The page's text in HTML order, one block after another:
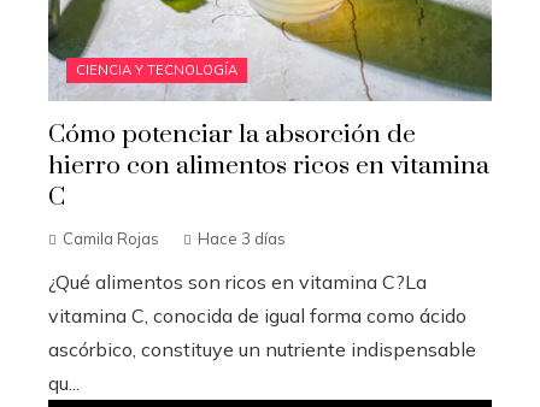
CIENCIA Y TECNOLOGÍA
Cómo potenciar la absorción de
hierro con alimentos ricos en vitamina
C
Camila Rojas Hace 3 días
¿Qué alimentos son ricos en vitamina C?La
vitamina C, conocida de igual forma como ácido
ascórbico, constituye un nutriente indispensable
qu...